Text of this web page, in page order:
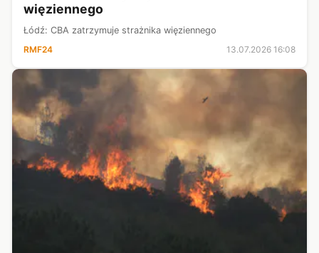
więziennego
Łódź: CBA zatrzymuje strażnika więziennego
RMF24
13.07.2026 16:08